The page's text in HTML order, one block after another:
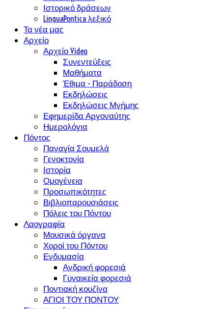
Ιστορικό δράσεων
LinguaPontica λεξικό
Τα νέα μας
Αρχείο
Αρχείο Video
Συνεντεύξεις
Μαθήματα
Έθιμα - Παράδοση
Εκδηλώσεις
Εκδηλώσεις Μνήμης
Εφημερίδα Αργοναύτης
Ημερολόγια
Πόντος
Παναγία Σουμελά
Γενοκτονία
Ιστορία
Ομογένεια
Προσωπικότητες
Βιβλιοπαρουσιάσεις
Πόλεις του Πόντου
Λαογραφία
Μουσικά όργανα
Χοροί του Πόντου
Ενδυμασία
Ανδρική φορεσιά
Γυναικεία φορεσιά
Ποντιακή κουζίνα
ΑΓΙΟΙ ΤΟΥ ΠΟΝΤΟΥ